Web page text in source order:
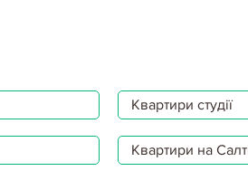
Квартири студії
Квартири на